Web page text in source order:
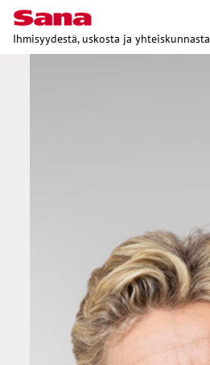
Ihmisyydestä, uskosta ja yhteiskunnasta